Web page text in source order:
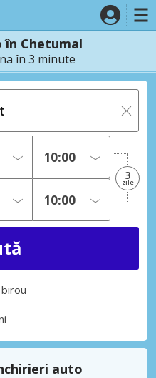
Chetumal
în 3 minute
3
zile
auto